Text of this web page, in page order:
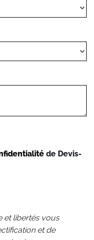
de Devis-
et libertés vous
et de